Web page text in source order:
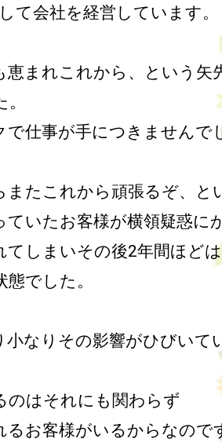
て会社を経営しています。
恵まれこれから、という矢
で仕事が手につきませんで
またこれから頑張るぞ、と
ていたお客様が横領疑惑に
てしまいその後2年間ほど
でした。
小なりその影響がひびいて
のはそれにも関わらず
るお客様がいるからなので